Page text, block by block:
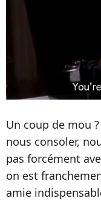
Un coup de mou
nous consoler,
pas forcément
on est
amie